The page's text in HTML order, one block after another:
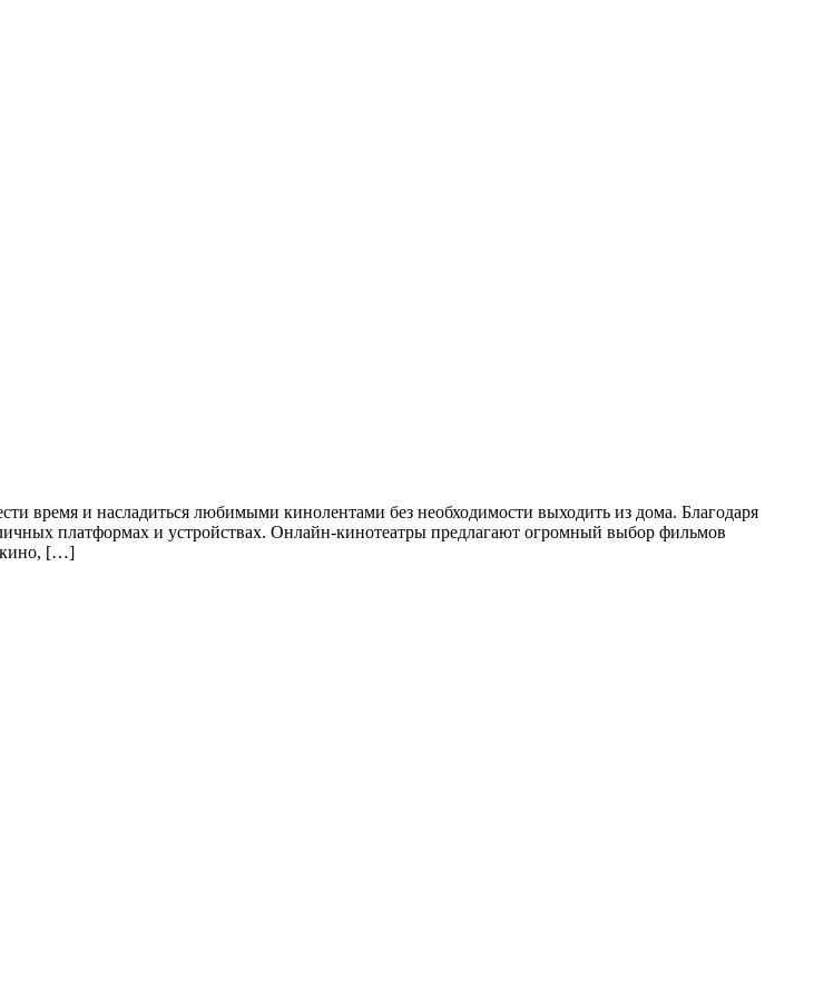
время и насладиться любимыми кинолентами без необходимости выходить из дома. Благодаря
платформах и устройствах. Онлайн-кинотеатры предлагают огромный выбор фильмов
кино, […]